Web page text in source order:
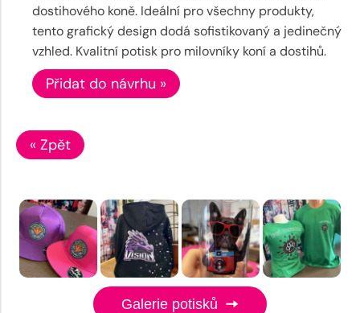
dostihového koně. Ideální pro všechny produkty,
tento grafický design dodá sofistikovaný a jedinečný
vzhled. Kvalitní potisk pro milovníky koní a dostihů.
Přidat do návrhu »
« Zpět
Galerie potisků